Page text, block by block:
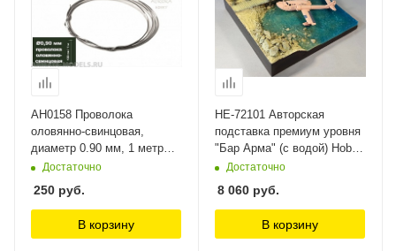
AH0158 Проволока
оловянно-свинцовая,
диаметр 0.90 мм, 1 метр
Aurora Hobby
Достаточно
250 руб.
В корзину
НЕ-72101 Авторская
подставка премиум уровня
"Бар Арма" (с водой) Hobby
Expert
Достаточно
8 060 руб.
В корзину